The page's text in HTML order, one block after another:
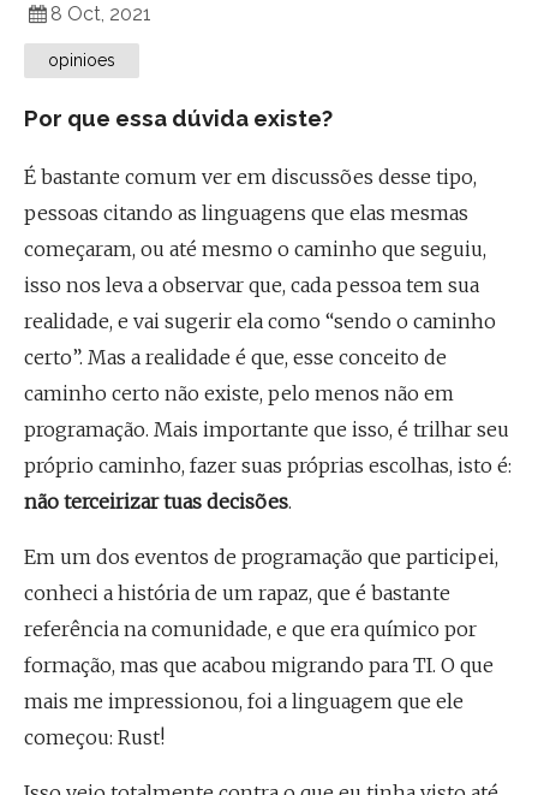
8 Oct, 2021
opinioes
Por que essa dúvida existe?
É bastante comum ver em discussões desse tipo,
pessoas citando as linguagens que elas mesmas
começaram, ou até mesmo o caminho que seguiu,
isso nos leva a observar que, cada pessoa tem sua
realidade, e vai sugerir ela como “sendo o caminho
certo”. Mas a realidade é que, esse conceito de
caminho certo não existe, pelo menos não em
programação. Mais importante que isso, é trilhar seu
próprio caminho, fazer suas próprias escolhas, isto é:
não terceirizar tuas decisões.
Em um dos eventos de programação que participei,
conheci a história de um rapaz, que é bastante
referência na comunidade, e que era químico por
formação, mas que acabou migrando para TI. O que
mais me impressionou, foi a linguagem que ele
começou: Rust!